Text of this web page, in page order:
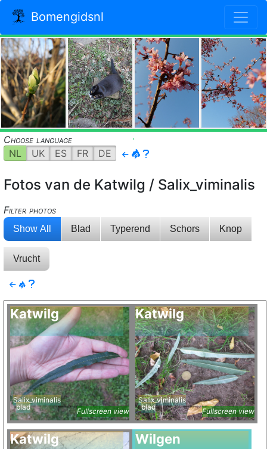
Bomengidsnl
.
.
Choose language
NL
UK ES FR DE
Fotos van de Katwilg / Salix_viminalis
Filter photos
Show All Blad Typerend Schors Knop
Vrucht
Katwilg
Salix_viminalis
blad
Fullscreen view
Katwilg
Salix_viminalis
blad
Fullscreen view
Katwilg Wilgen